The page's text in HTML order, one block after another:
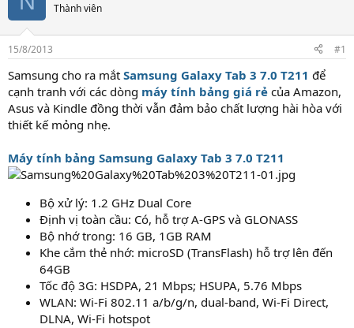
i
đ
n
Thành viên
15/8/2013 #1
Samsung cho ra mắt Samsung Galaxy Tab 3 7.0 T211 để
cạnh tranh với các dòng máy tính bảng giá rẻ của Amazon,
Asus và Kindle đồng thời vẫn đảm bảo chất lượng hài hòa với
thiết kế mỏng nhẹ.
Máy tính bảng Samsung Galaxy Tab 3 7.0 T211
Bộ xử lý: 1.2 GHz Dual Core
Định vị toàn cầu: Có, hỗ trợ A-GPS và GLONASS
Bộ nhớ trong: 16 GB, 1GB RAM
Khe cắm thẻ nhớ: microSD (TransFlash) hỗ trợ lên đến
64GB
Tốc độ 3G: HSDPA, 21 Mbps; HSUPA, 5.76 Mbps
WLAN: Wi-Fi 802.11 a/b/g/n, dual-band, Wi-Fi Direct,
DLNA, Wi-Fi hotspot